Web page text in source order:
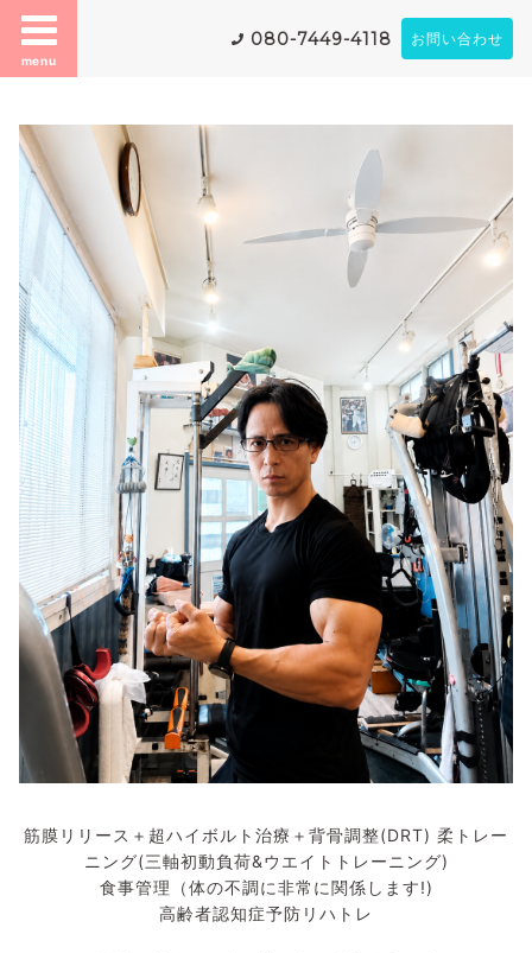
menu
080-7449-4118 お問い合わせ
筋膜リリース＋超ハイボルト治療＋背骨調整(DRT) 柔トレー
ニング(三軸初動負荷&ウエイトトレーニング)
食事管理（体の不調に非常に関係します!)
高齢者認知症予防リハトレ